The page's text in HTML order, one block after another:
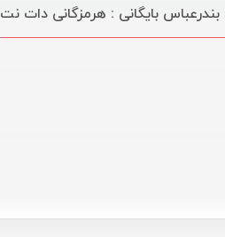
بایگانی : هرمزگانی دات نت